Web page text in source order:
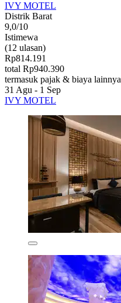
IVY MOTEL
Distrik Barat
9,0/10
Istimewa
(12 ulasan)
Rp814.191
total Rp940.390
termasuk pajak & biaya lainnya
31 Agu - 1 Sep
IVY MOTEL